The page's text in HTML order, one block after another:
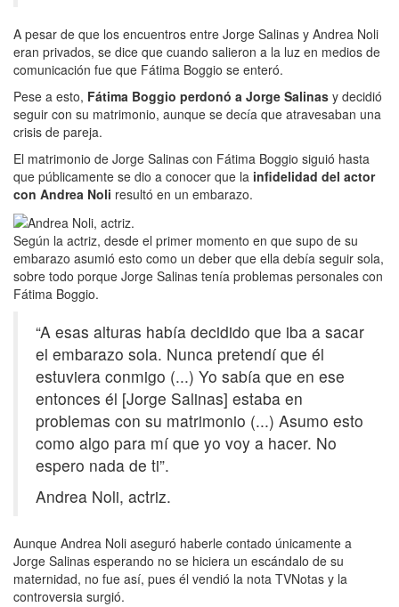
A pesar de que los encuentros entre Jorge Salinas y Andrea Noli
eran privados, se dice que cuando salieron a la luz en medios de
comunicación fue que Fátima Boggio se enteró.
Pese a esto, Fátima Boggio perdonó a Jorge Salinas y decidió
seguir con su matrimonio, aunque se decía que atravesaban una
crisis de pareja.
El matrimonio de Jorge Salinas con Fátima Boggio siguió hasta
que públicamente se dio a conocer que la infidelidad del actor
con Andrea Noli resultó en un embarazo.
Según la actriz, desde el primer momento en que supo de su
embarazo asumió esto como un deber que ella debía seguir sola,
sobre todo porque Jorge Salinas tenía problemas personales con
Fátima Boggio.
“A esas alturas había decidido que iba a sacar
el embarazo sola. Nunca pretendí que él
estuviera conmigo (...) Yo sabía que en ese
entonces él [Jorge Salinas] estaba en
problemas con su matrimonio (...) Asumo esto
como algo para mí que yo voy a hacer. No
espero nada de ti”.
Andrea Noli, actriz.
Aunque Andrea Noli aseguró haberle contado únicamente a
Jorge Salinas esperando no se hiciera un escándalo de su
maternidad, no fue así, pues él vendió la nota TVNotas y la
controversia surgió.